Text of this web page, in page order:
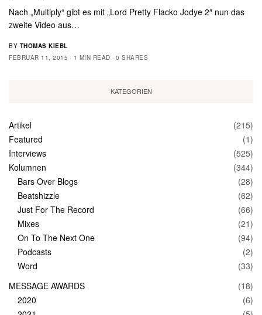
Nach „Multiply“ gibt es mit „Lord Pretty Flacko Jodye 2″ nun das
zweite Video aus…
BY THOMAS KIEBL
FEBRUAR 11, 2015
1 MIN READ 0 SHARES
KATEGORIEN
Artikel
(215)
Featured
(1)
Interviews
(525)
Kolumnen
(344)
Bars Over Blogs
(28)
Beatshizzle
(62)
Just For The Record
(66)
Mixes
(21)
On To The Next One
(94)
Podcasts
(2)
Word
(33)
MESSAGE AWARDS
(18)
2020
(6)